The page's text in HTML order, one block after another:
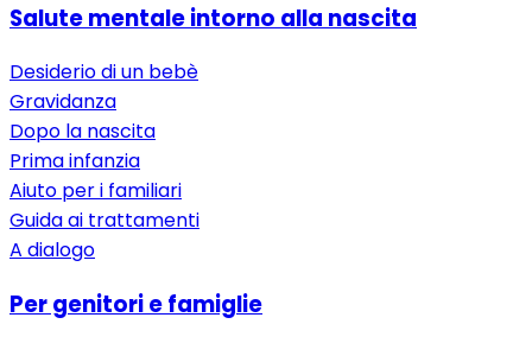
Salute mentale intorno alla nascita
Desiderio di un bebè
Gravidanza
Dopo la nascita
Prima infanzia
Aiuto per i familiari
Guida ai trattamenti
A dialogo
Per genitori e famiglie